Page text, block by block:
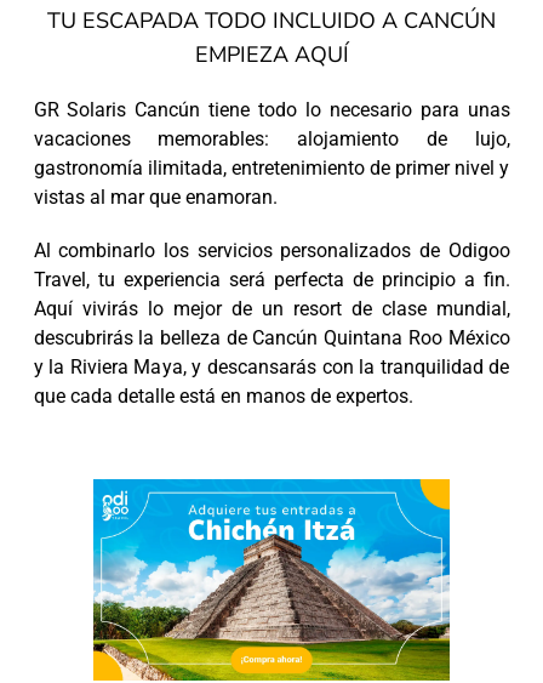
TU ESCAPADA TODO INCLUIDO A CANCÚN
EMPIEZA AQUÍ
GR Solaris Cancún tiene todo lo necesario para unas
vacaciones memorables: alojamiento de lujo,
gastronomía ilimitada, entretenimiento de primer nivel y
vistas al mar que enamoran.
Al combinarlo los servicios personalizados de Odigoo
Travel, tu experiencia será perfecta de principio a fin.
Aquí vivirás lo mejor de un resort de clase mundial,
descubrirás la belleza de Cancún Quintana Roo México
y la Riviera Maya, y descansarás con la tranquilidad de
que cada detalle está en manos de expertos.